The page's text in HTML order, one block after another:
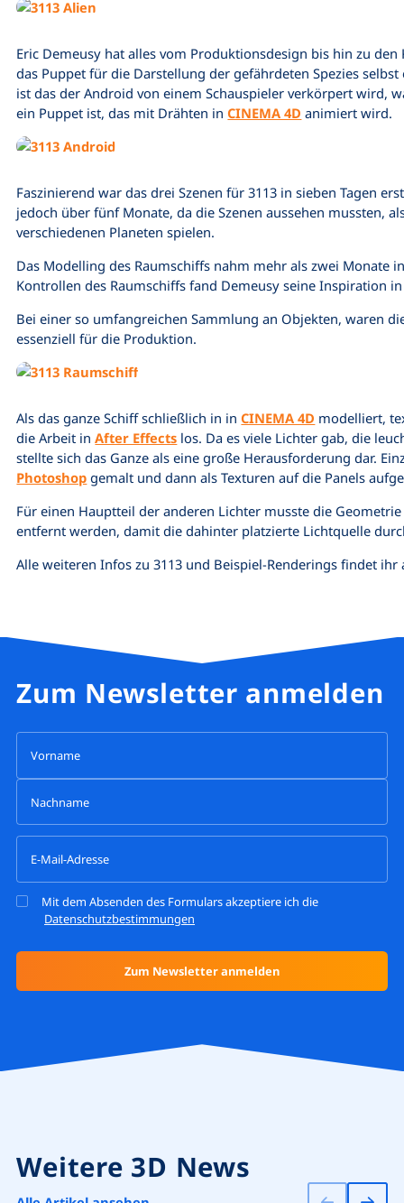
Eric Demeusy hat alles vom Produktionsdesign bis hin zu
das Puppet für die Darstellung der gefährdeten Spezies
ist das der Android von einem Schauspieler verkörpert wird,
ein Puppet ist, das mit Drähten inCINEMA 4D animiert wird.
Faszinierend war das drei Szenen für 3113 in sieben Tagen
jedoch über fünf Monate, da die Szenen aussehen mussten,
verschiedenen Planeten spielen.
Das Modelling des Raumschiffs nahm mehr als zwei Monate
Kontrollen des Raumschiffs fand Demeusy seine Inspiration
Bei einer so umfangreichen Sammlung an Objekten, waren
essenziell für die Produktion.
Als das ganze Schiff schließlich in inCINEMA 4D modelliert,
die Arbeit inAfter Effects los. Da es viele Lichter gab, die
stellte sich das Ganze als eine große Herausforderung dar.
Photoshop gemalt und dann als Texturen auf die Panels
Für einen Hauptteil der anderen Lichter musste die
entfernt werden, damit die dahinter platzierte Lichtquelle
Alle weiteren Infos zu 3113 und Beispiel-Renderings findet
Zum Newsletter anmelden
Mit dem Absenden des Formulars akzeptiere ich die
Datenschutzbestimmungen
Weitere 3D News